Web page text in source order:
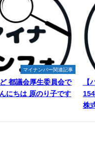
マイナンバー関連記事
都議会厚生委員会で
にちは 原のり子です
【
株